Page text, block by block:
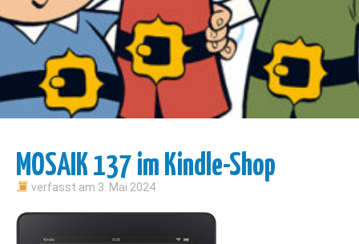
MOSAIK 137 im Kindle-Shop
verfasst am 3. Mai 2024